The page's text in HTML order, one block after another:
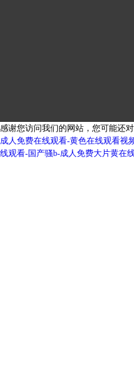
感谢您访问我们的网站，您可能还
成人免费在线观看-黄色在线观看视
线观看-国产骚b-成人免费大片黄在